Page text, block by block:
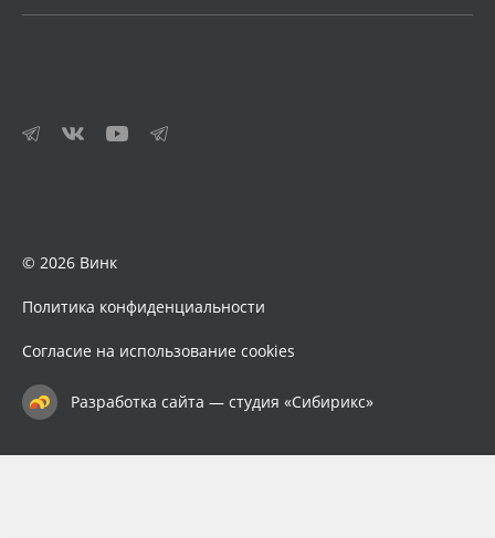
© 2026 Винк
Политика конфиденциальности
Согласие на использование cookies
Разработка сайта — студия «Сибирикс»